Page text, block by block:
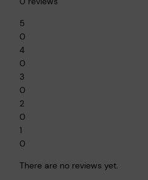
5
0
4
0
3
0
2
0
1
0
There are no reviews yet.